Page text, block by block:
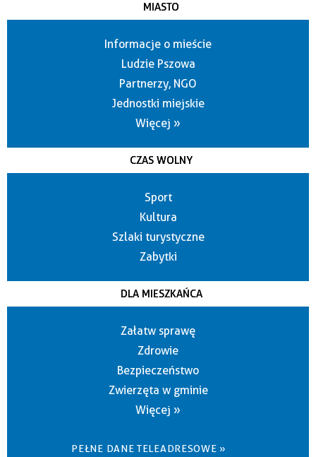
MIASTO
Informacje o mieście
Ludzie Pszowa
Partnerzy, NGO
Jednostki miejskie
Więcej »
CZAS WOLNY
Sport
Kultura
Szlaki turystyczne
Zabytki
DLA MIESZKAŃCA
Załatw sprawę
Zdrowie
Bezpieczeństwo
Zwierzęta w gminie
Więcej »
PEŁNE DANE TELEADRESOWE »